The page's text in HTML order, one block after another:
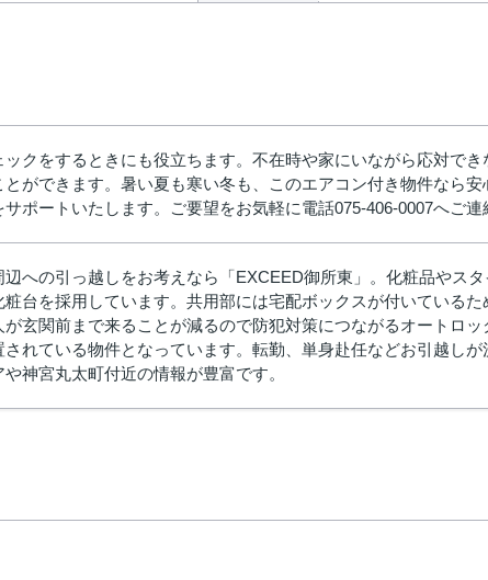
クをするときにも役立ちます。不在時や家にいながら応対で
ができます。暑い夏も寒い冬も、このエアコン付き物件なら
ポートいたします。ご要望をお気軽に電話075-406-0007へご連
辺への引っ越しをお考えなら「EXCEED御所東」。化粧品やス
台を採用しています。共用部には宅配ボックスが付いている
玄関前まで来ることが減るので防犯対策につながるオートロ
れている物件となっています。転勤、単身赴任などお引越し
神宮丸太町付近の情報が豊富です。